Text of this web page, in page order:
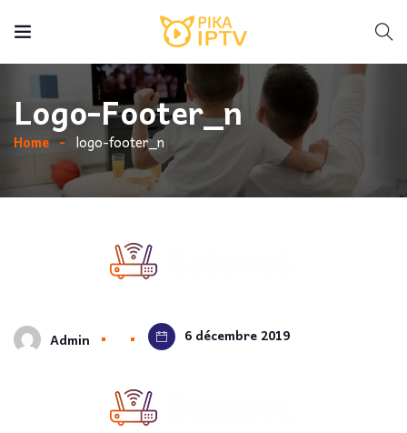
Logo-Footer_n
Home logo-footer_n
Admin 6 décembre 2019